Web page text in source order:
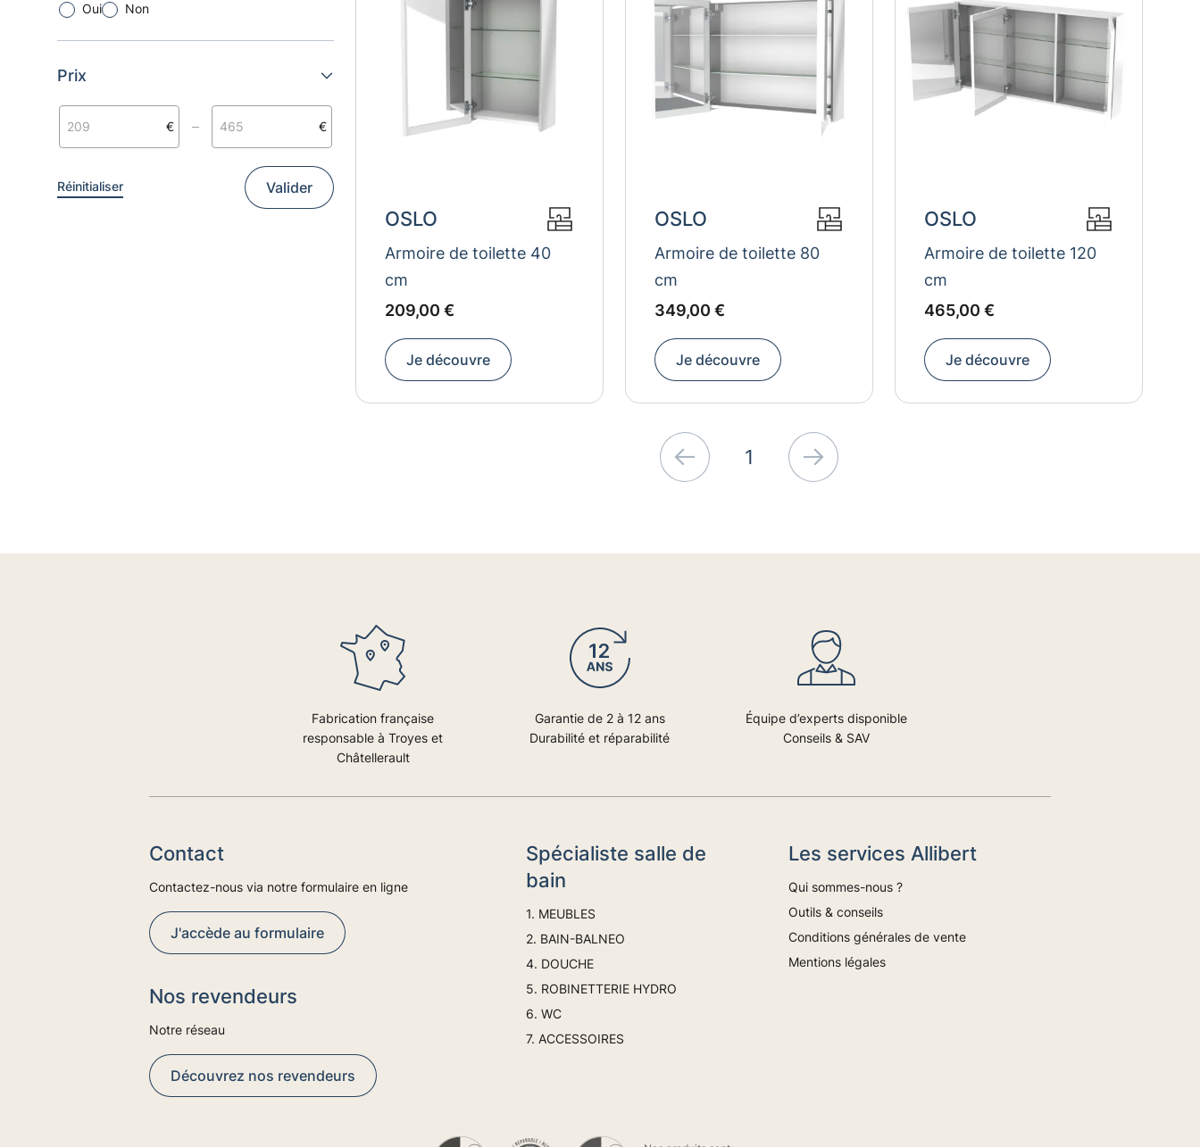
Oui Non
Prix
Réinitialiser Valider
OSLO
Armoire de toilette 40
cm
EUR
209
209,00 €
Je découvre
OSLO
Armoire de toilette 80
cm
EUR
349
349,00 €
Je découvre
OSLO
Armoire de toilette 120
cm
EUR
465
465,00 €
Je découvre
Précédent 1 Suivant
Fabrication française
responsable à Troyes et
Châtellerault
Garantie de 2 à 12 ans
Durabilité et réparabilité
Équipe d’experts disponible
Conseils & SAV
Contact
Contactez-nous via notre formulaire en ligne
J'accède au formulaire
Nos revendeurs
Notre réseau
Découvrez nos revendeurs
Spécialiste salle de
bain
1. MEUBLES
2. BAIN-BALNEO
4. DOUCHE
5. ROBINETTERIE HYDRO
6. WC
7. ACCESSOIRES
Les services Allibert
Qui sommes-nous ?
Outils & conseils
Conditions générales de vente
Mentions légales